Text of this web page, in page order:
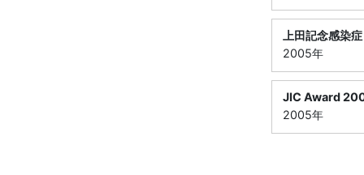
上田記念感染
2005年
JIC Award
2005年